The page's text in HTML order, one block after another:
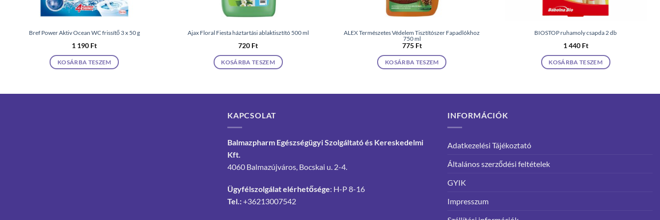
Bref Power Aktiv Ocean WC frissítő 3 x 50 g
1 190 Ft
KOSÁRBA TESZEM
Ajax Floral Fiesta háztartási ablaktisztító 500 ml
720 Ft
KOSÁRBA TESZEM
ALEX Természetes Védelem Tisztítószer Fapadlókhoz
750 ml
775 Ft
KOSÁRBA TESZEM
BIOSTOP ruhamoly csapda 2 db
1 440 Ft
KOSÁRBA TESZEM
KAPCSOLAT
Balmazpharm Egészségügyi Szolgáltató és Kereskedelmi
Kft.
4060 Balmazújváros, Bocskai u. 2-4.
Ügyfélszolgálat elérhetősége: H-P 8-16
Tel.:+36213007542
INFORMÁCIÓK
Adatkezelési Tájékoztató
Általános szerződési feltételek
GYIK
Impresszum